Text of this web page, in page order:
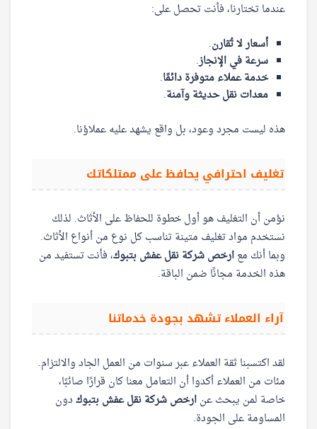
عندما تختارنا، فأنت تحصل على:
أسعار لا تُقارن.
سرعة في الإنجاز.
خدمة عملاء متوفرة دائمًا.
معدات نقل حديثة وآمنة.
هذه ليست مجرد وعود، بل واقع يشهد عليه عملاؤنا.
تغليف احترافي يحافظ على ممتلكاتك
نؤمن أن التغليف هو أول خطوة للحفاظ على الأثاث. لذلك
نستخدم مواد تغليف متينة تناسب كل نوع من أنواع الأثاث.
وبما أنك معارخص شركة نقل عفش بتبوك، فأنت تستفيد من
هذه الخدمة مجانًا ضمن الباقة.
آراء العملاء تشهد بجودة خدماتنا
لقد اكتسبنا ثقة العملاء عبر سنوات من العمل الجاد والالتزام.
مئات من العملاء أكدوا أن التعامل معنا كان قرارًا صائبًا،
خاصة لمن يبحث عنارخص شركة نقل عفش بتبوكدون
المساومة على الجودة.